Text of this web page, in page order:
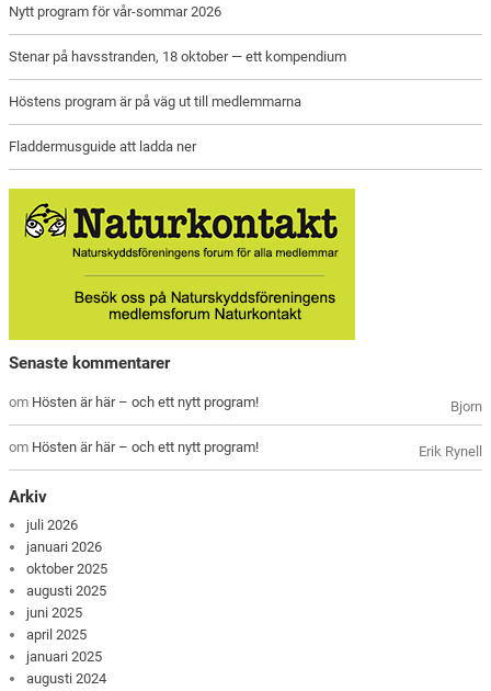
Nytt program för vår-sommar 2026
Stenar på havsstranden, 18 oktober — ett kompendium
Höstens program är på väg ut till medlemmarna
Fladdermusguide att ladda ner
Senaste kommentarer
Bjorn
om Hösten är här – och ett nytt program!
Erik Rynell
om Hösten är här – och ett nytt program!
Arkiv
juli 2026
januari 2026
oktober 2025
augusti 2025
juni 2025
april 2025
januari 2025
augusti 2024